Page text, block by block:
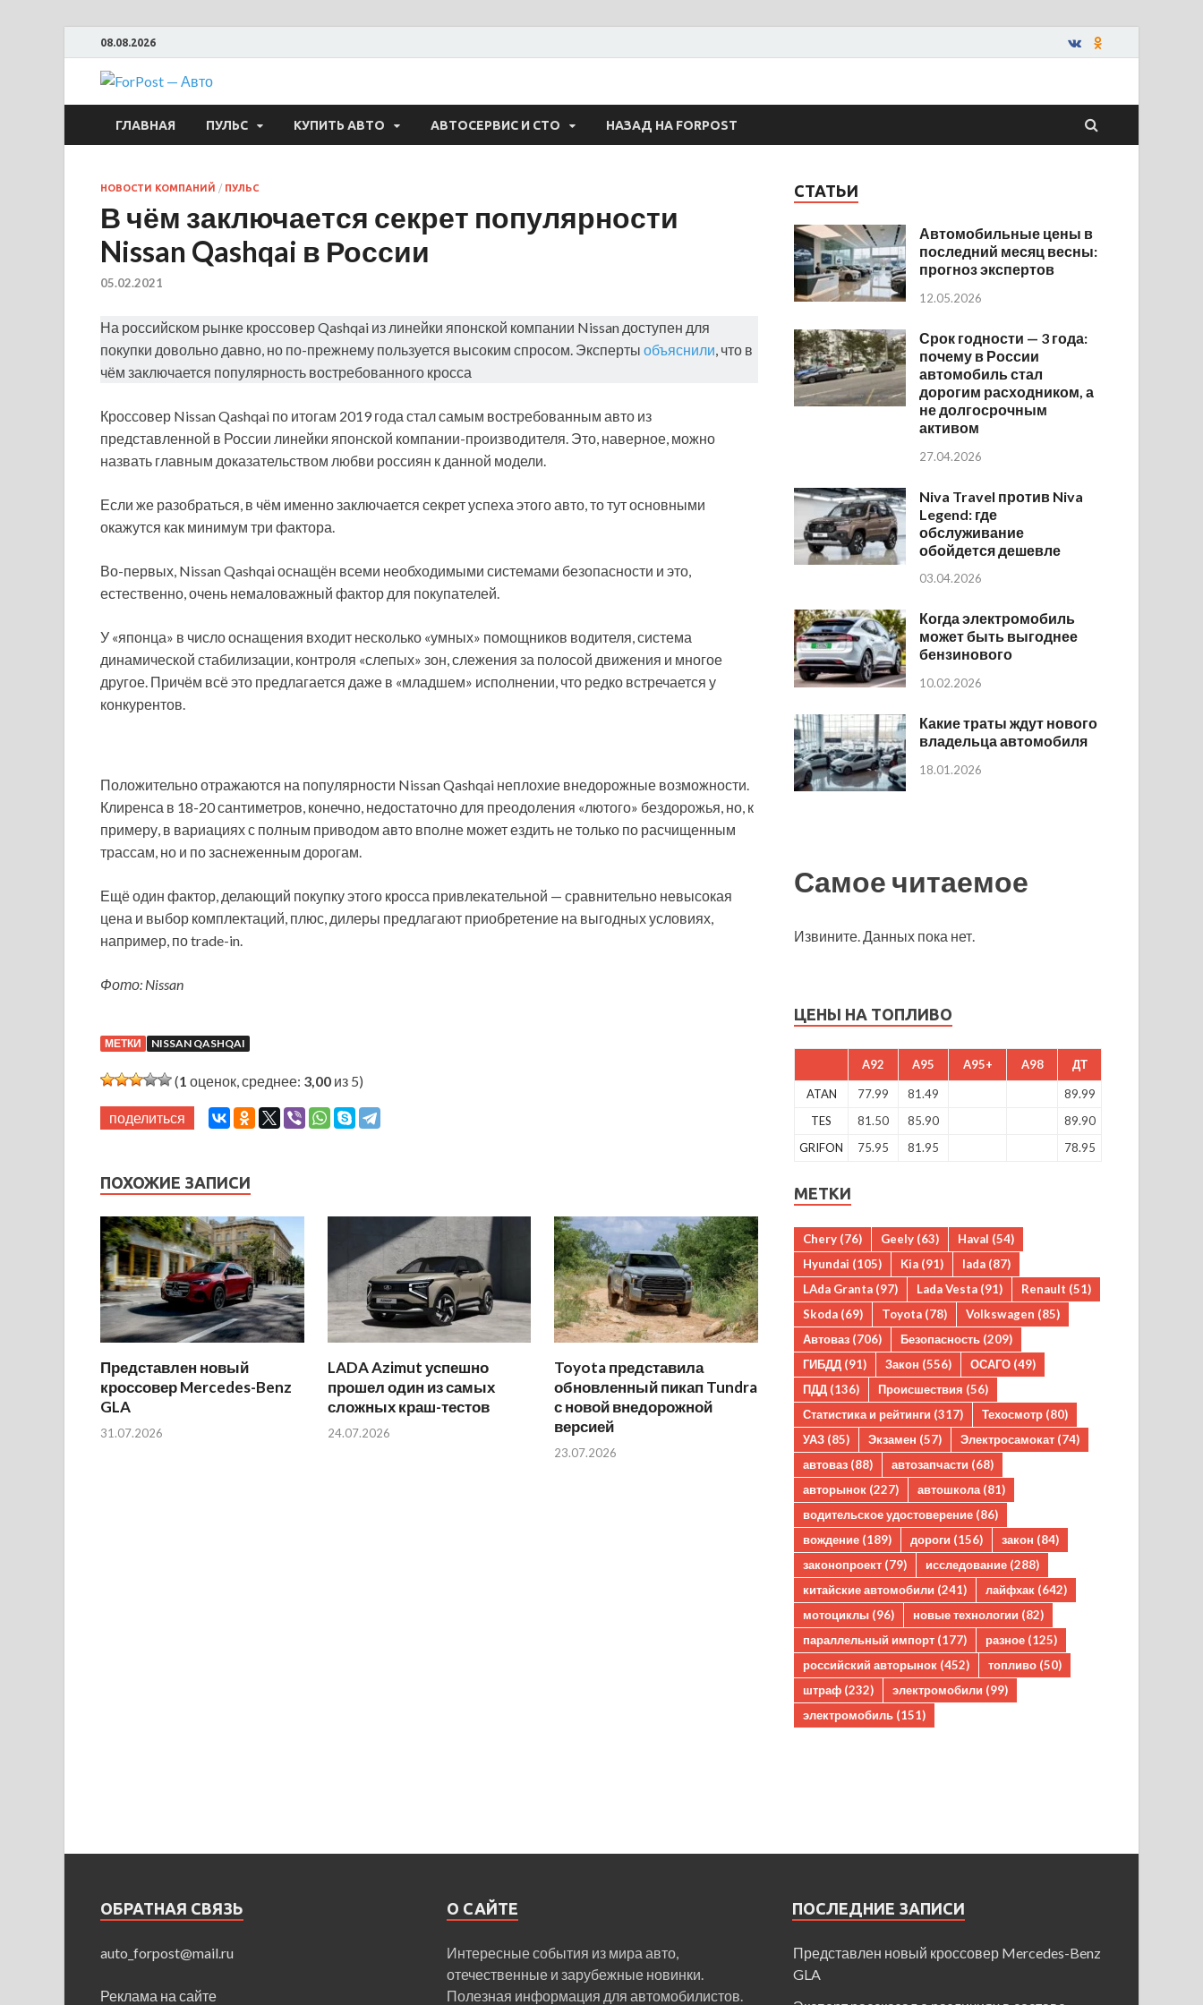
08.08.2026
ForPost — Авто
ГЛАВНАЯ ПУЛЬС КУПИТЬ АВТО АВТОСЕРВИС И СТО НАЗАД НА FORPOST
НОВОСТИ КОМПАНИЙ / ПУЛЬС
В чём заключается секрет популярности
Nissan Qashqai в России
05.02.2021
На российском рынке кроссовер Qashqai из линейки японской компании Nissan доступен для
покупки довольно давно, но по-прежнему пользуется высоким спросом. Эксперты объяснили, что в
чём заключается популярность востребованного кросса
Кроссовер Nissan Qashqai по итогам 2019 года стал самым востребованным авто из
представленной в России линейки японской компании-производителя. Это, наверное, можно
назвать главным доказательством любви россиян к данной модели.
Если же разобраться, в чём именно заключается секрет успеха этого авто, то тут основными
окажутся как минимум три фактора.
Во-первых, Nissan Qashqai оснащён всеми необходимыми системами безопасности и это,
естественно, очень немаловажный фактор для покупателей.
У «японца» в число оснащения входит несколько «умных» помощников водителя, система
динамической стабилизации, контроля «слепых» зон, слежения за полосой движения и многое
другое. Причём всё это предлагается даже в «младшем» исполнении, что редко встречается у
конкурентов.
Положительно отражаются на популярности Nissan Qashqai неплохие внедорожные возможности.
Клиренса в 18-20 сантиметров, конечно, недостаточно для преодоления «лютого» бездорожья, но, к
примеру, в вариациях с полным приводом авто вполне может ездить не только по расчищенным
трассам, но и по заснеженным дорогам.
Ещё один фактор, делающий покупку этого кросса привлекательной — сравнительно невысокая
цена и выбор комплектаций, плюс, дилеры предлагают приобретение на выгодных условиях,
например, по trade-in.
Фото: Nissan
МЕТКИ NISSAN QASHQAI
(1 оценок, среднее: 3,00 из 5)
поделиться
ПОХОЖИЕ ЗАПИСИ
Представлен новый
кроссовер Mercedes-Benz
GLA
31.07.2026
LADA Azimut успешно
прошел один из самых
сложных краш-тестов
24.07.2026
Toyota представила
обновленный пикап Tundra
с новой внедорожной
версией
23.07.2026
СТАТЬИ
Автомобильные цены в
последний месяц весны:
прогноз экспертов
12.05.2026
Срок годности — 3 года:
почему в России
автомобиль стал
дорогим расходником, а
не долгосрочным
активом
27.04.2026
Niva Travel против Niva
Legend: где
обслуживание
обойдется дешевле
03.04.2026
Когда электромобиль
может быть выгоднее
бензинового
10.02.2026
Какие траты ждут нового
владельца автомобиля
18.01.2026
Самое читаемое
Извините. Данных пока нет.
ЦЕНЫ НА ТОПЛИВО
A92 A95 A95+ A98 ДТ
ATAN 77.99 81.49
89.99
TES
81.50 85.90
89.90
GRIFON
75.95 81.95 78.95
МЕТКИ
Chery (76) Geely (63) Haval (54)
Hyundai (105) Kia (91) lada (87)
LAda Granta (97) Lada Vesta (91) Renault (51)
Skoda (69) Toyota (78) Volkswagen (85)
Автоваз (706) Безопасность (209)
ГИБДД (91) Закон (556) ОСАГО (49)
ПДД (136) Происшествия (56)
Статистика и рейтинги (317) Техосмотр (80)
УАЗ (85) Экзамен (57) Электросамокат (74)
автоваз (88) автозапчасти (68)
авторынок (227) автошкола (81)
водительское удостоверение (86)
вождение (189) дороги (156) закон (84)
законопроект (79) исследование (288)
китайские автомобили (241) лайфхак (642)
мотоциклы (96) новые технологии (82)
параллельный импорт (177) разное (125)
российский авторынок (452) топливо (50)
штраф (232) электромобили (99)
электромобиль (151)
ОБРАТНАЯ СВЯЗЬ
auto_forpost@mail.ru
Реклама на сайте
О САЙТЕ
Интересные события из мира авто,
отечественные и зарубежные новинки.
Полезная информация для автомобилистов.
ПОСЛЕДНИЕ ЗАПИСИ
Представлен новый кроссовер Mercedes-Benz
GLA